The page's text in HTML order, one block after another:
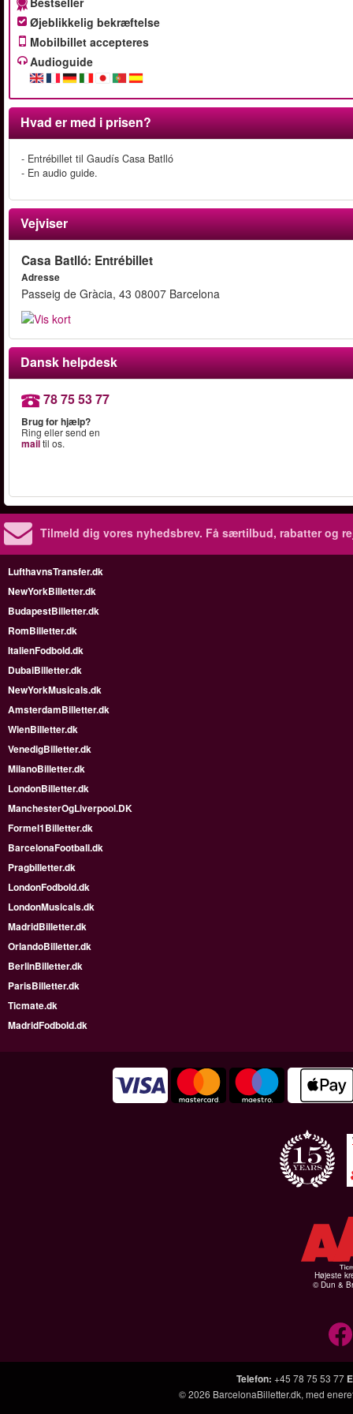
Øjeblikkelig bekræftelse
Mobilbillet accepteres
Audioguide
Hvad er med i prisen?
- Entrébillet til Gaudís Casa Batlló
- En audio guide.
Vejviser
Casa Batlló: Entrébillet
Adresse
Passeig de Gràcia, 43 08007 Barcelona
Dansk helpdesk
78 75 53 77
Brug for hjælp?
Ring eller send en
mailtil os.
Tilmeld dig vores nyhedsbrev. Få særtilbud, rabatter og
LufthavnsTransfer.dk
NewYorkBilletter.dk
BudapestBilletter.dk
RomBilletter.dk
ItalienFodbold.dk
DubaiBilletter.dk
NewYorkMusicals.dk
AmsterdamBilletter.dk
WienBilletter.dk
VenedigBilletter.dk
MilanoBilletter.dk
LondonBilletter.dk
ManchesterOgLiverpool.DK
Formel1Billetter.dk
BarcelonaFootball.dk
Pragbilletter.dk
LondonFodbold.dk
LondonMusicals.dk
MadridBilletter.dk
OrlandoBilletter.dk
BerlinBilletter.dk
ParisBilletter.dk
Ticmate.dk
MadridFodbold.dk
Højeste
© Dun &
Telefon: +45 78 75 53 77
© 2026 BarcelonaBilletter.dk, med